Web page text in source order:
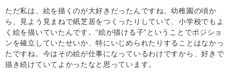
ただ私は、絵を描くのが大好きだったんですね。幼稚園の頃か
ら、見よう見まねで紙芝居をつくったりしていて、小学校でもよ
く絵を描いていたんです。“絵が描ける子”ということでポジショ
ンを確立していたせいか、特にいじめられたりすることはなかっ
たですね。今はその絵が仕事になっているわけですから、好きで
描き続けていてよかったなと思っています。